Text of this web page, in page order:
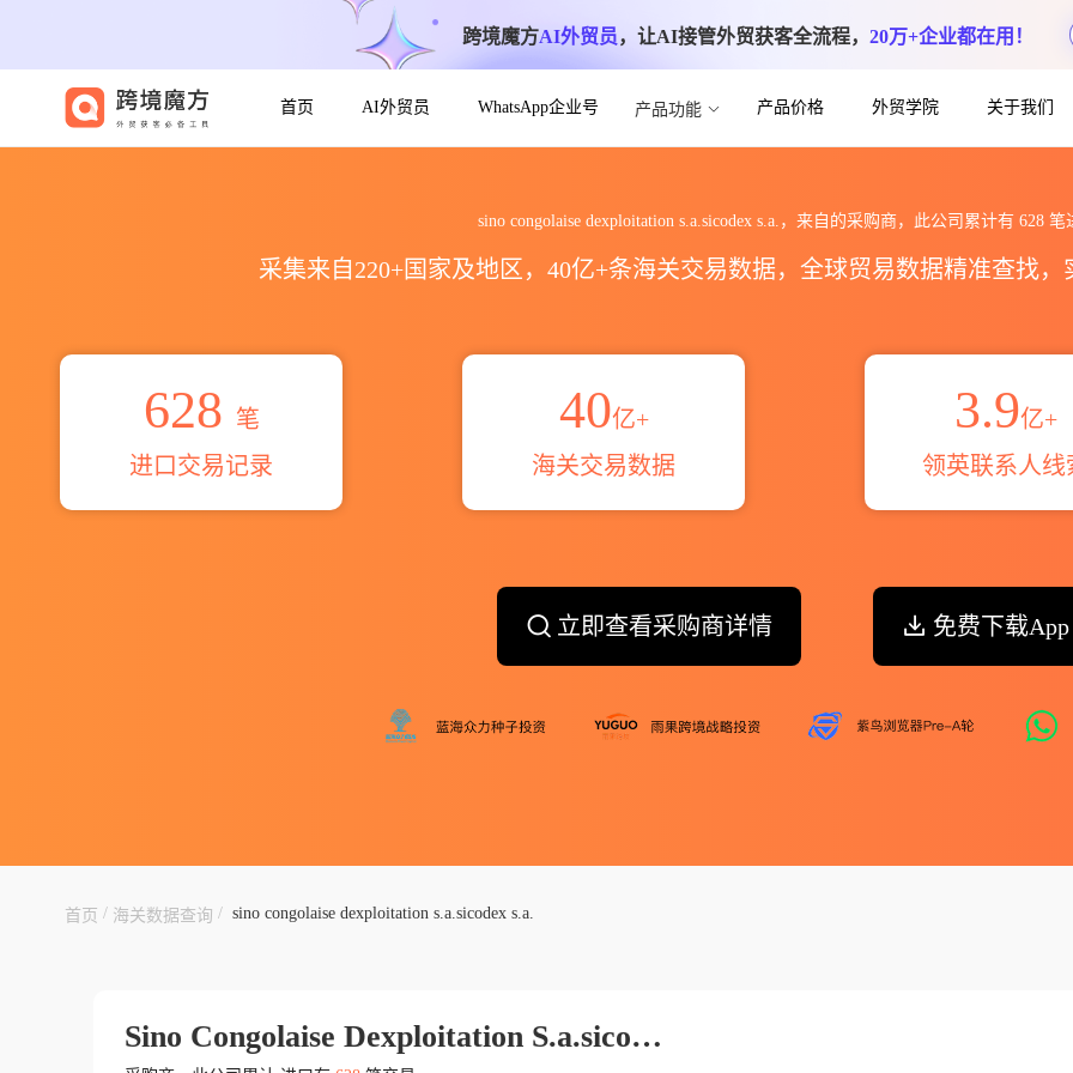
跨境魔方AI外贸员，让AI接管外贸获客全流程， 20万+企业都在用！
首页 AI外贸员 WhatsApp企业号 产品功能 产品价格 外贸学院 关于我们
sino congolaise dexploitation s.a.sicodex s.a.，来自的采购商，此公司累计有 628笔
采集来自220+国家及地区，40亿+条海关交易数据，全球贸易数据精准查找
628 笔
进口交易记录
40亿+
海关交易数据
3.9亿+
领英联系人线
立即查看采购商详情 免费下载App
首页 / 海关数据查询 / sino congolaise dexploitation s.a.sicodex s.a.
Sino Congolaise Dexploitation S.a.sicodex S.a.